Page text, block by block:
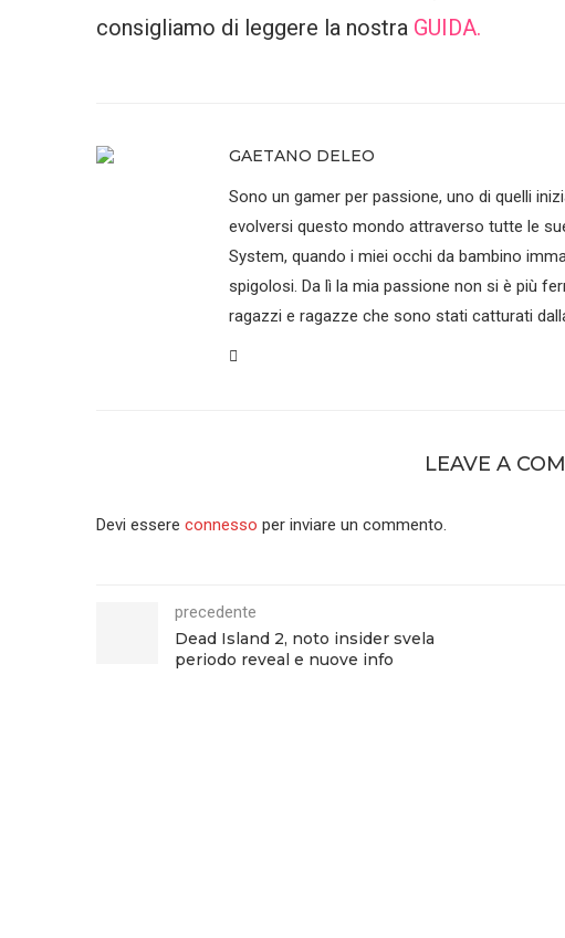
consigliamo di leggere la nostra GUIDA.
GAETANO DELEO
Sono un gamer per passione, uno di quelli
evolversi questo mondo attraverso tutte le
System, quando i miei occhi da bambino
spigolosi. Da lì la mia passione non si è più
ragazzi e ragazze che sono stati catturati
LEAVE A
Devi essere connesso per inviare un commento.
precedente
Dead Island 2, noto insider svela
periodo reveal e nuove info